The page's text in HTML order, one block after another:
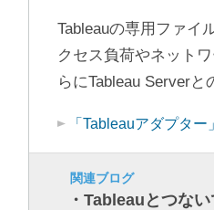
Tableauの専用ファイ
クセス負荷やネット
らにTableau Serverと
「Tableauアダプタ
関連ブログ
・Tableauとつな